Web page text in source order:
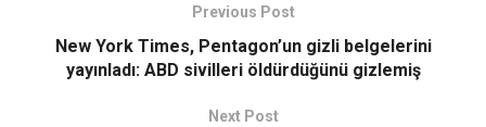
Previous Post
New York Times, Pentagon’un gizli belgelerini
yayınladı: ABD sivilleri öldürdüğünü gizlemiş
Next Post